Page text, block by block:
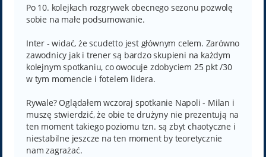
t
Po 10. kolejkach rozgrywek obecnego sezonu pozwolę
sobie na małe podsumowanie.
Inter - widać, że scudetto jest głównym celem. Zarówno
zawodnicy jak i trener są bardzo skupieni na każdym
kolejnym spotkaniu, co owocuje zdobyciem 25 pkt /30
w tym momencie i fotelem lidera.
Rywale? Oglądałem wczoraj spotkanie Napoli - Milan i
muszę stwierdzić, że obie te drużyny nie prezentują na
ten moment takiego poziomu tzn. są zbyt chaotyczne i
niestabilne jeszcze na ten moment by teoretycznie
nam zagrażać.